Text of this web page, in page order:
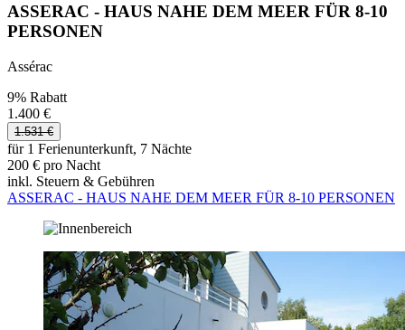
ASSERAC - HAUS NAHE DEM MEER FÜR 8-10
PERSONEN
Assérac
9% Rabatt
1.400 €
1.531 €
für 1 Ferienunterkunft, 7 Nächte
200 € pro Nacht
inkl. Steuern & Gebühren
ASSERAC - HAUS NAHE DEM MEER FÜR 8-10 PERSONEN